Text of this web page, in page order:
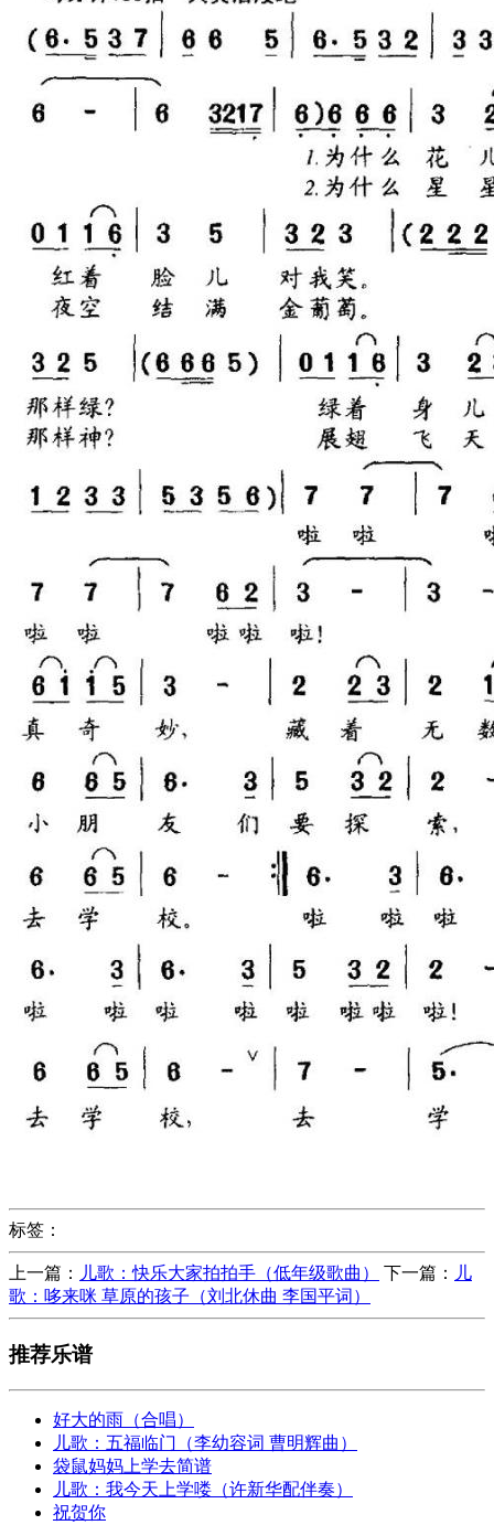
标签：
上一篇： 儿歌：快乐大家拍拍手（低年级歌曲） 下一篇：
儿
歌：哆来咪 草原的孩子（刘北休曲 李国平词）
推荐乐谱
好大的雨（合唱）
儿歌：五福临门（李幼容词 曹明辉曲）
袋鼠妈妈上学去简谱
儿歌：我今天上学喽（许新华配伴奏）
祝贺你